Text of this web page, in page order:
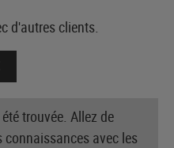
d'autres clients.
trouvée. Allez de
avec les